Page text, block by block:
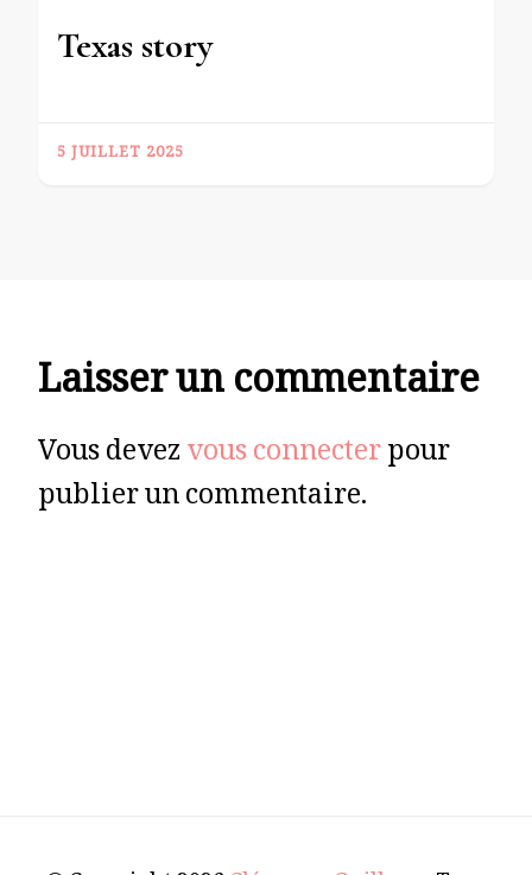
Texas story
5 JUILLET 2025
Laisser un commentaire
Vous devezvous connecterpour
publier un commentaire.